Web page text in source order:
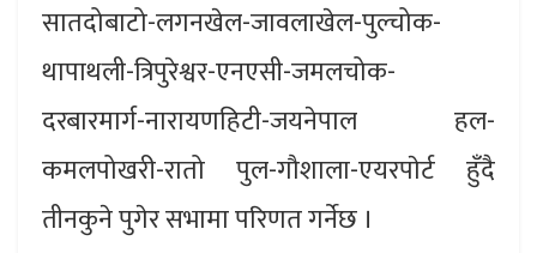
सातदोबाटो-लगनखेल-जावलाखेल-पुल्चोक-
थापाथली-त्रिपुरेश्वर-एनएसी-जमलचोक-
दरबारमार्ग-नारायणहिटी-जयनेपाल हल-
कमलपोखरी-रातो पुल-गौशाला-एयरपाेर्ट हुँदै
तीनकुने पुगेर सभामा परिणत गर्नेछ ।